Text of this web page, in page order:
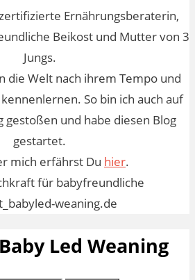
Ernährungsberaterin,
Beikost und Mutter von 3
Jungs.
die Welt nach ihrem Tempo und
So bin ich auch auf
gestoßen und habe diesen Blog
gestartet.
mich erfährst Du hier.
Led Weaning